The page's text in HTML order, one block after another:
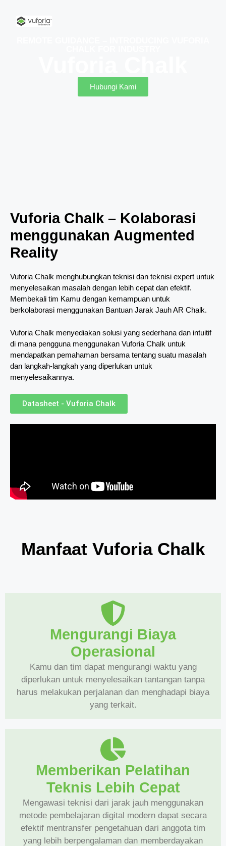
Hubungi Kami
Vuforia Chalk – Kolaborasi
menggunakan Augmented
Reality
Vuforia Chalk menghubungkan teknisi dan teknisi expert untuk
menyelesaikan masalah dengan lebih cepat dan efektif.
Membekali tim Kamu dengan kemampuan untuk
berkolaborasi menggunakan Bantuan Jarak Jauh AR Chalk.
Vuforia Chalk menyediakan solusi yang sederhana dan intuitif
di mana pengguna menggunakan Vuforia Chalk untuk
mendapatkan pemahaman bersama tentang suatu masalah
dan langkah-langkah yang diperlukan untuk
menyelesaikannya.
Datasheet - Vuforia Chalk
Manfaat Vuforia Chalk
Mengurangi Biaya
Operasional
Kamu dan tim dapat mengurangi waktu yang
diperlukan untuk menyelesaikan tantangan tanpa
harus melakukan perjalanan dan menghadapi biaya
yang terkait.
Memberikan Pelatihan
Teknis Lebih Cepat
Mengawasi teknisi dari jarak jauh menggunakan
metode pembelajaran digital modern dapat secara
efektif mentransfer pengetahuan dari anggota tim
yang lebih berpengalaman dan memberdayakan